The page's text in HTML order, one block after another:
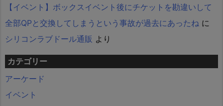
【イベント】ボックスイベント後にチケットを勘違いして
全部QPと交換してしまうという事故が過去にあったね に
シリコンラブドール通販 より
カテゴリー
アーケード
イベント